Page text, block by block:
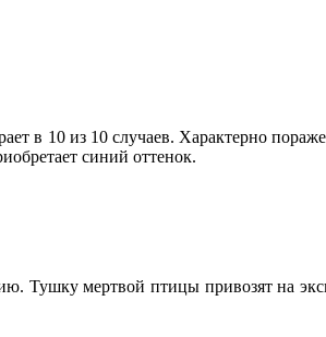
в 10 из 10 случаев. Характерно
синий оттенок.
Тушку мертвой птицы привозят на